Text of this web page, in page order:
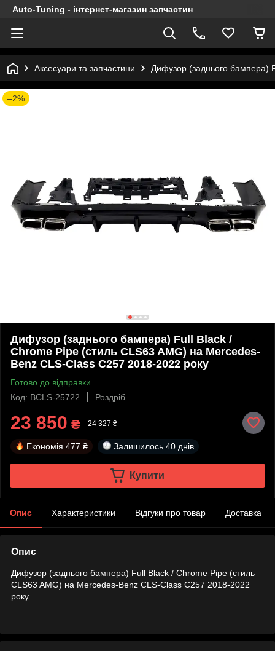
Auto-Tuning - інтернет-магазин запчастин
Аксесуари та запчастини Дифузор (заднього бампера)
–2%
Дифузор (заднього бампера) Full Black /
Chrome Pipe (стиль CLS63 AMG) на Mercedes-
Benz CLS-Class C257 2018-2022 року
Готово до відправки
Код: BCLS-25722
Роздріб
23 850 ₴ 24 327 ₴
Економія 477 ₴ Залишилось 40 днів
Купити
Опис Характеристики Відгуки про товар Доставка
Опис
Дифузор (заднього бампера) Full Black / Chrome Pipe (стиль
CLS63 AMG) на Mercedes-Benz CLS-Class C257 2018-2022
року